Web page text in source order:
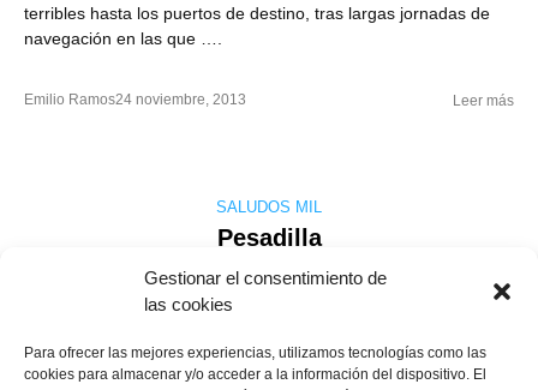
Gestionar el consentimiento de
las cookies
Para ofrecer las mejores experiencias, utilizamos tecnologías como las
cookies para almacenar y/o acceder a la información del dispositivo. El
terribles hasta los puertos de destino, tras largas jornadas de
navegación en las que ….
Emilio Ramos24 noviembre, 2013 Leer más
SALUDOS MIL
Pesadilla
partes la tasa de mortalidad de los niños menores de 5 años,
reducir la tasa de mortalidad materna en tres cuartas partes,